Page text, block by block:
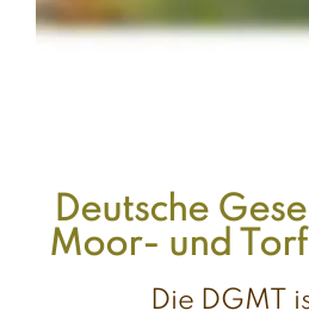
Deutsche
Moor- und
Die DGMT